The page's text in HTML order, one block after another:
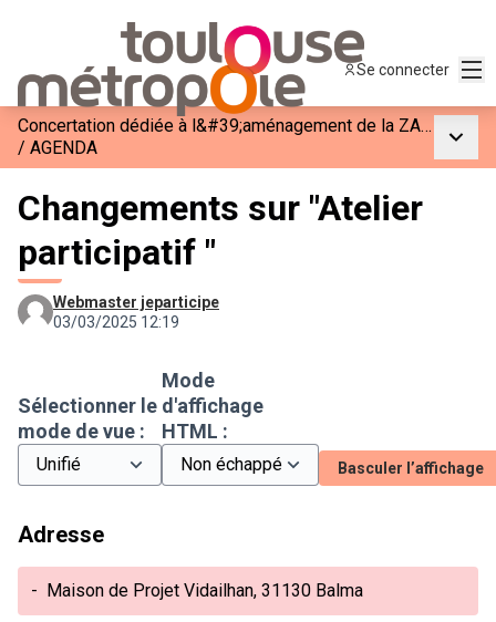
Se connecter
Concertation dédiée à l&#39;aménagement de la ZAC Balma-Gramont
/ AGENDA
Changements sur "Atelier
participatif "
Webmaster jeparticipe
03/03/2025 12:19
Sélectionner le
mode de vue :
Mode
d'affichage
HTML :
Basculer l’affichage
Adresse
- Maison de Projet Vidailhan, 31130 Balma